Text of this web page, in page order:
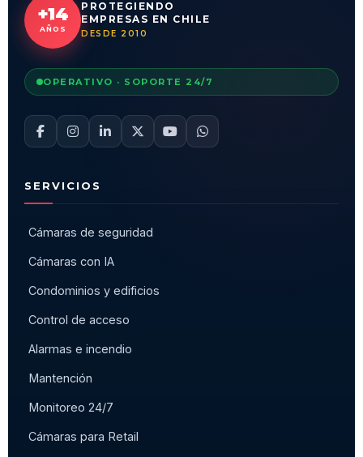
+14
AÑOS
PROTEGIENDO
EMPRESAS EN CHILE
DESDE 2010
OPERATIVO · SOPORTE 24/7
SERVICIOS
Cámaras de seguridad
Cámaras con IA
Condominios y edificios
Control de acceso
Alarmas e incendio
Mantención
Monitoreo 24/7
Cámaras para Retail